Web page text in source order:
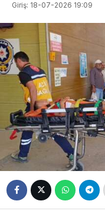
Giriş: 18-07-2026 19:09